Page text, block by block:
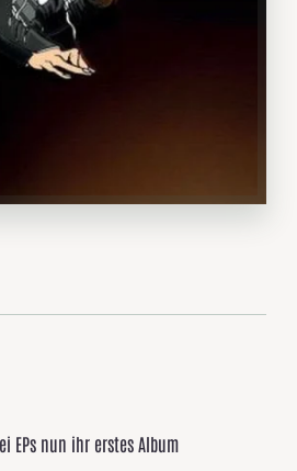
EPs nun ihr erstes Album